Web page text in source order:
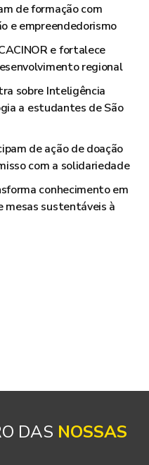
de formação com
e empreendedorismo
e fortalece
regional
sobre Inteligência
a estudantes de São
de ação de doação
com a solidariedade
conhecimento em
mesas sustentáveis à
DAS NOSSAS